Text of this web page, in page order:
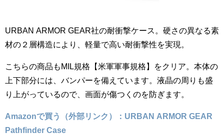
URBAN ARMOR GEAR社の耐衝撃ケース。硬さの異なる素
材の２層構造により、軽量で高い耐衝撃性を実現。
こちらの商品もMIL規格【米軍軍事規格】をクリア。本体の
上下部分には、バンパーを備えています。液晶の周りも盛
り上がっているので、画面が傷つくのを防ぎます。
Amazonで買う（外部リンク）：URBAN ARMOR GEAR
Pathfinder Case